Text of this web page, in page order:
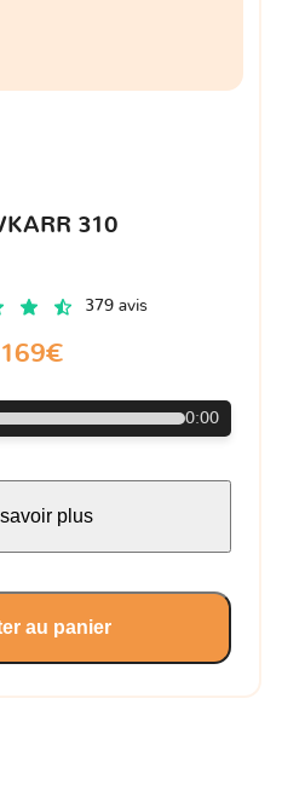
310
379 avis
169€
0:00
plus
au panier